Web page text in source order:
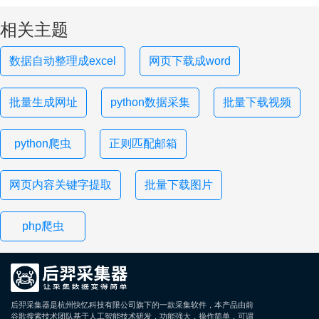
相关主题
数据自动整理成excel 网页下载成word
批量生成网址 python数据采集 批量下载视频
python爬虫 正则匹配邮箱
网页内容关键字提取 批量下载图片
php爬虫
后羿采集器是杭州快忆科技有限公司旗下的一款采集软件，本产品由前
谷歌搜索技术团队基于人工智能技术研发，功能强大，操作简单，可谓